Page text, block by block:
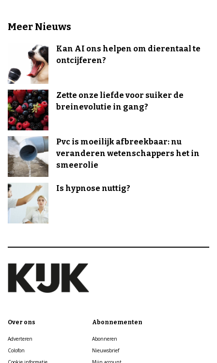
Meer Nieuws
Kan AI ons helpen om dierentaal te
ontcijferen?
Zette onze liefde voor suiker de
breinevolutie in gang?
Pvc is moeilijk afbreekbaar: nu
veranderen wetenschappers het in
smeerolie
Is hypnose nuttig?
Over ons
Adverteren
Colofon
Abonnementen
Abonneren
Nieuwsbrief